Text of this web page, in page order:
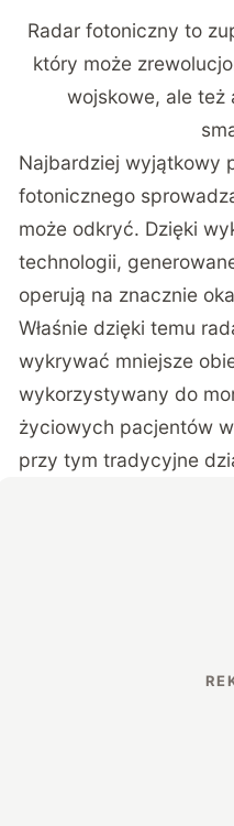
Radar fotoniczny to
który może
wojskowe, ale też
Najbardziej wyjątkowy
fotonicznego
może odkryć. Dzięki
technologii,
operują na znacznie
Właśnie dzięki temu
wykrywać mniejsze
wykorzystywany do
życiowych pacjentów
przy tym tradycyjne